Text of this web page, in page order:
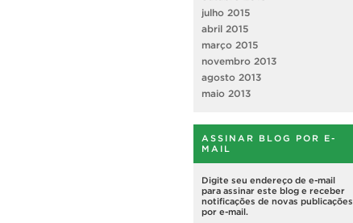
julho 2015
abril 2015
março 2015
novembro 2013
agosto 2013
maio 2013
ASSINAR BLOG POR E-
MAIL
Digite seu endereço de e-mail
para assinar este blog e receber
notificações de novas publicações
por e-mail.